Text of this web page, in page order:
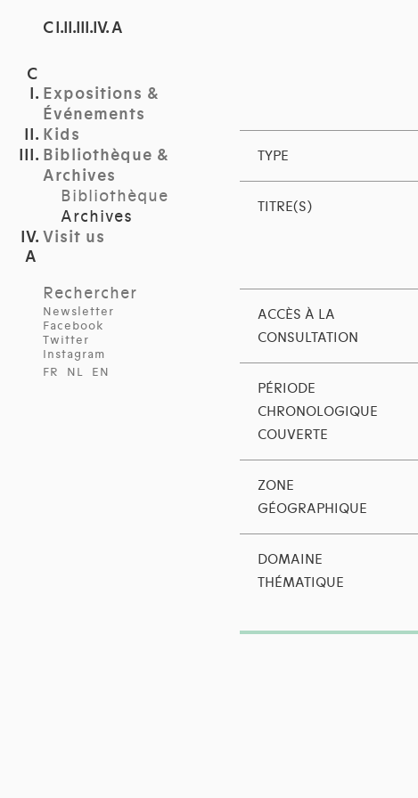
C I.II.III.IV. A
Expositions &
Événements
Kids
Bibliothèque &
Archives
Bibliothèque
Archives
Visit us
Rechercher
Newsletter
Facebook
Twitter
Instagram
FR
NL EN
TYPE
TITRE(S)
ACCÈS À LA
CONSULTATION
PÉRIODE
CHRONOLOGIQUE
COUVERTE
ZONE
GÉOGRAPHIQUE
DOMAINE
THÉMATIQUE